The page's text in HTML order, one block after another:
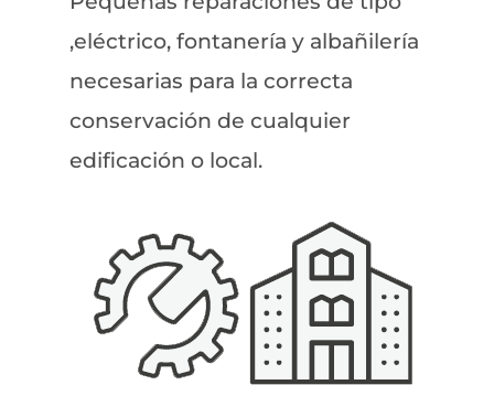
,eléctrico, fontanería y albañilería
necesarias para la correcta
conservación de cualquier
edificación o local.